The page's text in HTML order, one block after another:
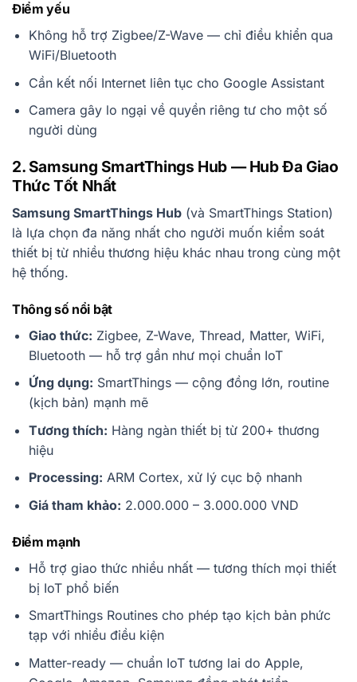
Điểm yếu
Không hỗ trợ Zigbee/Z-Wave — chỉ điều khiển qua
WiFi/Bluetooth
Cần kết nối Internet liên tục cho Google Assistant
Camera gây lo ngại về quyền riêng tư cho một số
người dùng
2. Samsung SmartThings Hub — Hub Đa Giao
Thức Tốt Nhất
Samsung SmartThings Hub (và SmartThings Station)
là lựa chọn đa năng nhất cho người muốn kiểm soát
thiết bị từ nhiều thương hiệu khác nhau trong cùng một
hệ thống.
Thông số nổi bật
Giao thức: Zigbee, Z-Wave, Thread, Matter, WiFi,
Bluetooth — hỗ trợ gần như mọi chuẩn IoT
Ứng dụng: SmartThings — cộng đồng lớn, routine
(kịch bản) mạnh mẽ
Tương thích: Hàng ngàn thiết bị từ 200+ thương
hiệu
Processing: ARM Cortex, xử lý cục bộ nhanh
Giá tham khảo: 2.000.000 – 3.000.000 VND
Điểm mạnh
Hỗ trợ giao thức nhiều nhất — tương thích mọi thiết
bị IoT phổ biến
SmartThings Routines cho phép tạo kịch bản phức
tạp với nhiều điều kiện
Matter-ready — chuẩn IoT tương lai do Apple,